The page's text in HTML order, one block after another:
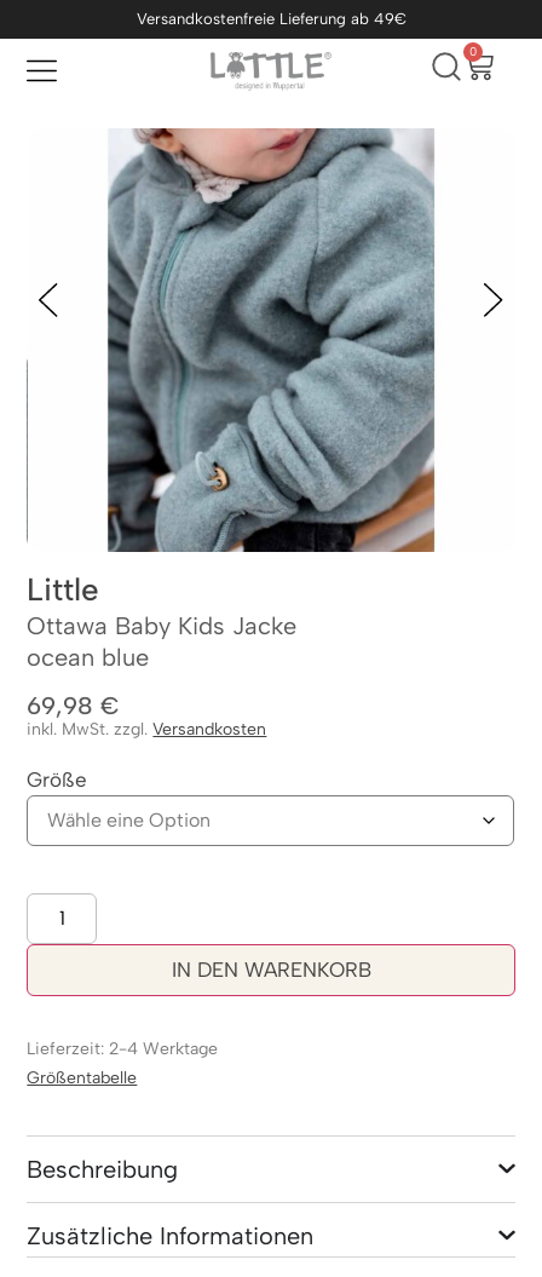
Versandkostenfreie Lieferung ab 49€
0
Little
Ottawa Baby Kids Jacke
ocean blue
69,98€
inkl. MwSt. zzgl.Versandkosten
Größe
IN DEN WARENKORB
Lieferzeit: 2-4 Werktage
Größentabelle
Beschreibung
Zusätzliche Informationen